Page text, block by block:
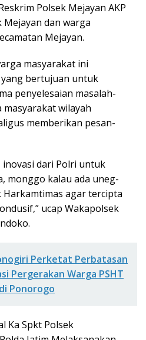
Polsek Mejayan AKP
dan warga
Mejayan.
masyarakat ini
bertujuan untuk
penyelesaian masalah-
wilayah
memberikan pesan-
inovasi dari Polri untuk
monggo kalau ada uneg-
agar tercipta
ucap Wakapolsek
Perketat Perbatasan
Pergerakan Warga PSHT
Ponorogo
Ka Spkt Polsek